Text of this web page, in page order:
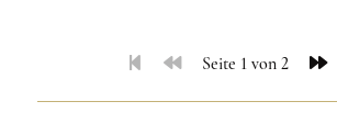
Seite 1 von 2